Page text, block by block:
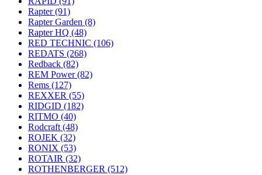
Rapter(91)
Rapter Garden (8)
Rapter HQ (48)
RED TECHNIC (106)
REDATS (268)
Redback (82)
REM Power(82)
Rems (127)
REXXER (55)
RIDGID (182)
RITMO (40)
Rodcraft (48)
ROJEK (32)
RONIX (53)
ROTAIR (32)
ROTHENBERGER (512)